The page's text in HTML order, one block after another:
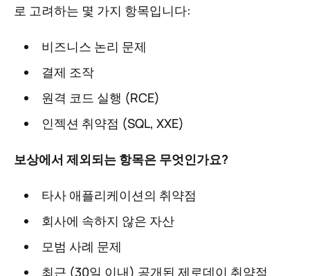
로 고려하는 몇 가지 항목입니다:
비즈니스 논리 문제
결제 조작
원격 코드 실행 (RCE)
인젝션 취약점 (SQL, XXE)
보상에서 제외되는 항목은 무엇인가요?
타사 애플리케이션의 취약점
회사에 속하지 않은 자산
모범 사례 문제
최근 (30일 이내) 공개된 제로데이 취약점